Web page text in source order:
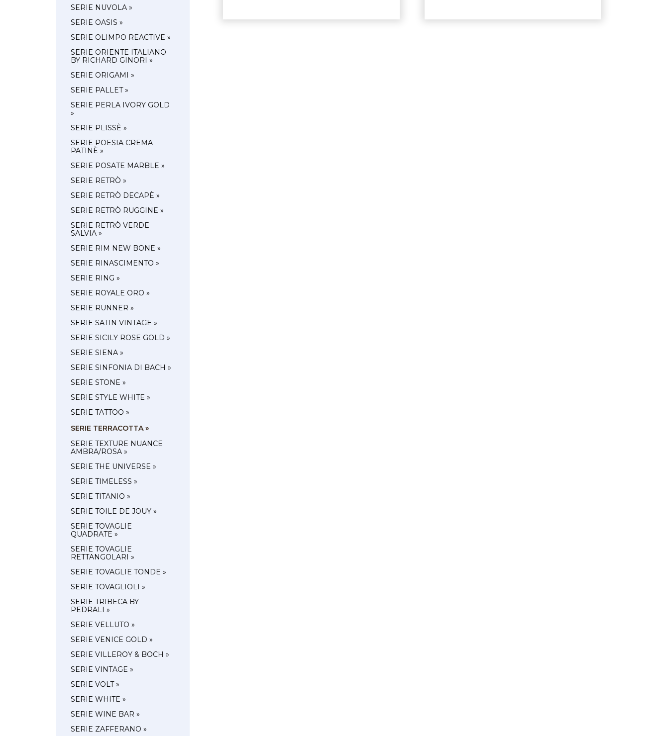
SERIE NUVOLA »
SERIE OASIS »
SERIE OLIMPO REACTIVE »
SERIE ORIENTE ITALIANO
BY RICHARD GINORI »
SERIE ORIGAMI »
SERIE PALLET »
SERIE PERLA IVORY GOLD
»
SERIE PLISSÈ »
SERIE POESIA CREMA
PATINÈ »
SERIE POSATE MARBLE »
SERIE RETRÒ »
SERIE RETRÒ DECAPÈ »
SERIE RETRÒ RUGGINE »
SERIE RETRÒ VERDE
SALVIA »
SERIE RIM NEW BONE »
SERIE RINASCIMENTO »
SERIE RING »
SERIE ROYALE ORO »
SERIE RUNNER »
SERIE SATIN VINTAGE »
SERIE SICILY ROSE GOLD »
SERIE SIENA »
SERIE SINFONIA DI BACH »
SERIE STONE »
SERIE STYLE WHITE »
SERIE TATTOO »
SERIE TERRACOTTA »
SERIE TEXTURE NUANCE
AMBRA/ROSA »
SERIE THE UNIVERSE »
SERIE TIMELESS »
SERIE TITANIO »
SERIE TOILE DE JOUY »
SERIE TOVAGLIE
QUADRATE »
SERIE TOVAGLIE
RETTANGOLARI »
SERIE TOVAGLIE TONDE »
SERIE TOVAGLIOLI »
SERIE TRIBECA BY
PEDRALI »
SERIE VELLUTO »
SERIE VENICE GOLD »
SERIE VILLEROY & BOCH »
SERIE VINTAGE »
SERIE VOLT »
SERIE WHITE »
SERIE WINE BAR »
SERIE ZAFFERANO »